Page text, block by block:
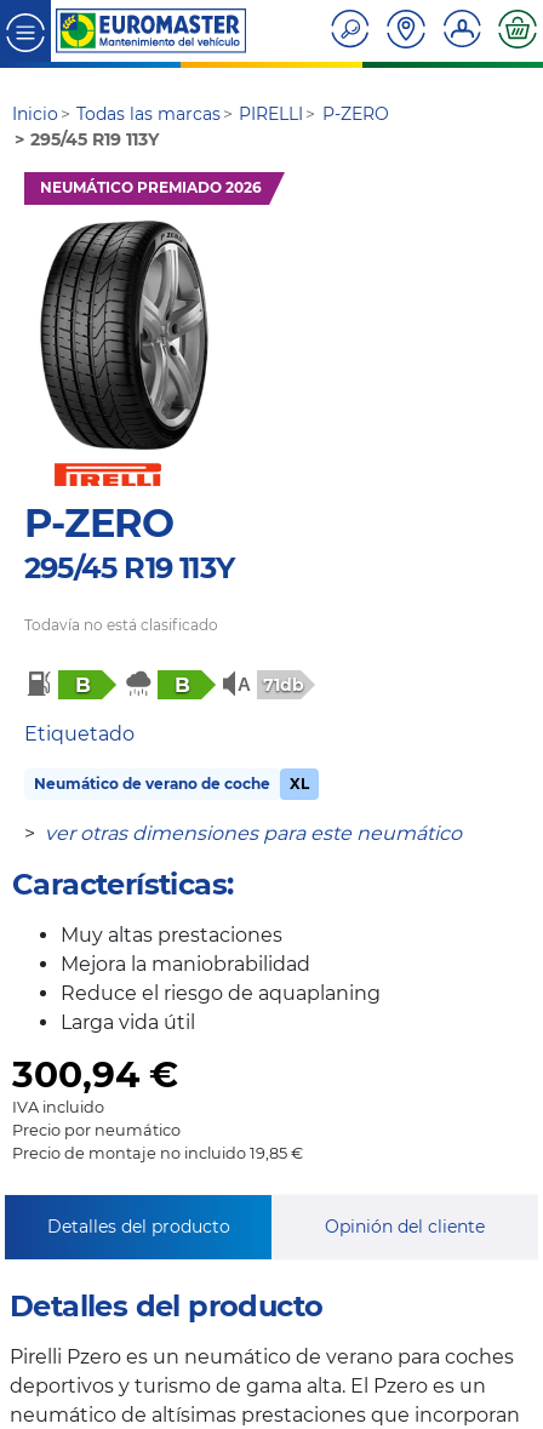
Inicio Todas las marcas PIRELLI
P-ZERO
295/45 R19 113Y
NEUMÁTICO PREMIADO 2026
P-ZERO
295/45 R19 113Y
Todavía no está clasificado
B B 71db
Etiquetado
Neumático de verano de coche XL
> ver otras dimensiones para este neumático
Características:
Muy altas prestaciones
Mejora la maniobrabilidad
Reduce el riesgo de aquaplaning
Larga vida útil
300,94€
IVA incluido
Precio por neumático
Precio de montaje no incluido 19,85 €
Detalles del producto Opinión del cliente
Detalles del producto
Pirelli Pzero es un neumático de verano para coches
deportivos y turismo de gama alta. El Pzero es un
neumático de altísimas prestaciones que incorporan